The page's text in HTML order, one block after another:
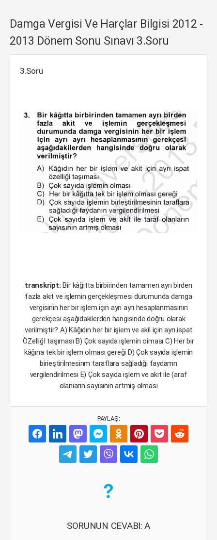
Damga Vergisi Ve Harçlar Bilgisi 2012 -
2013 Dönem Sonu Sınavı 3.Soru
3.Soru
transkript:Bir kâğıtta birbirinden tamamen ayrı birden
fazla akit ve işlemin gerçekleşmesi durumunda damga
vergisinin her bir işlem için ayrı ayrı hesaplanmasının
gerekçesi aşağıdakilerden hangisinde doğru olarak
verilmiştir? A) Kâğıdın her bir işiem ve akil için ayrı ispat
ÖZelliğI taşıması B) Çok sayıda ışlemin oiması C) Her bir
kâğına tek bir işlem olması gereği D) Çok sayıda işlemin
birieştirilmesinm taraflara sağladığı faydamn
vergilendirilmesı E) Çok sayıda işlem ve akit ile (araf
olaniarın sayısının artmiş olması
PAYLAŞ:
SORUNUN CEVABI: A